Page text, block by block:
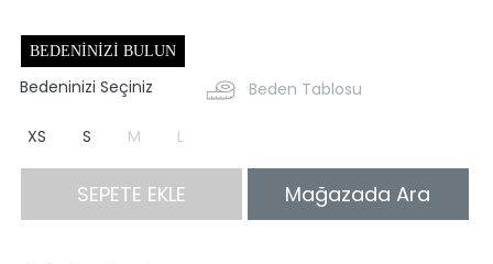
BEDENINIZI BULUN
Bedeninizi Seçiniz Beden Tablosu
XS S M L
SEPETE EKLE Mağazada Ara